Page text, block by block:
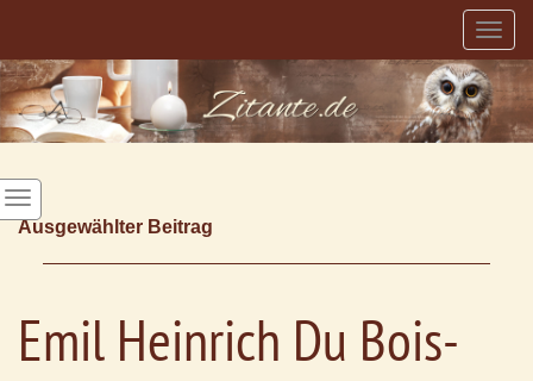
Ausgewählter Beitrag
Emil Heinrich Du Bois-